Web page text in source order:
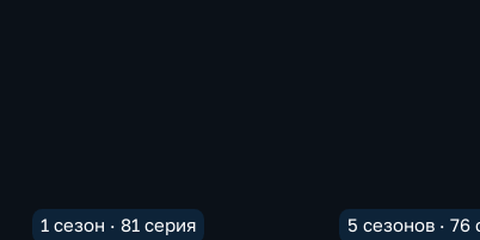
1 сезон · 81 серия 5 сезонов · 76